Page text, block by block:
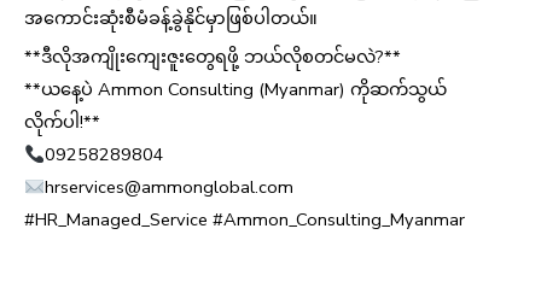
အကောင်းဆုံးစီမံခန့်ခွဲနိုင်မှာဖြစ်ပါတယ်။
**ဒီလိုအကျိုးကျေးဇူးတွေရဖို့ ဘယ်လိုစတင်မလဲ?**
**ယနေ့ပဲ Ammon Consulting (Myanmar) ကိုဆက်သွယ်
လိုက်ပါ!**
09258289804
hrservices@ammonglobal.com
#HR_Managed_Service #Ammon_Consulting_Myanmar